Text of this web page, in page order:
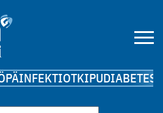
INFEKTIOTKIPUDIABETES